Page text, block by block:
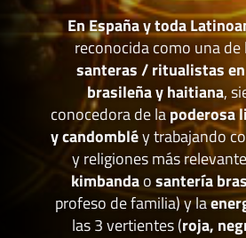
En España y toda
reconocida como una
santeras / ritualistas
brasileña y haitiana,
conocedora de lapoderosa
y candombléy trabajando
y religiones más
kimbandaosantería
profeso de familia) y la
las 3 vertientes (roja,